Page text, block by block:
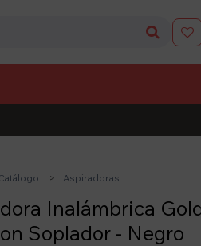

Aspiradoras
Inalámbrica
Soplador - Negro